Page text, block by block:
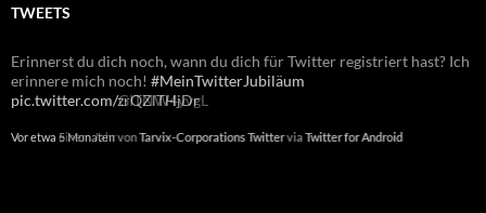
TWEETS
Erinnerst du dich noch, wann du dich für Twitter registriert hast? Ich
erinnere mich noch! #MeinTwitterJubiläum
pic.twitter.com/zrQZlTHjDr
Vor etwa 5 MonatenvonTarvix-Corporations TwitterviaTwitter for Android
Erinnerst du dich noch, wann du dich für Twitter registriert hast? Ich
erinnere mich noch! #MeinTwitterJubiläum
pic.twitter.com/GITNW4yvgL
Vor etwa einem JahrvonTarvix-Corporations TwitterviaTwitter for Android